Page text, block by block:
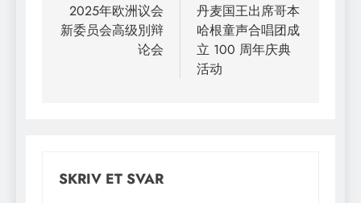
2025年欧洲议会
新委员会高级別辩
论会
丹麦国王出席哥本
哈根童声合唱团成
立 100 周年庆典
活动
SKRIV ET SVAR